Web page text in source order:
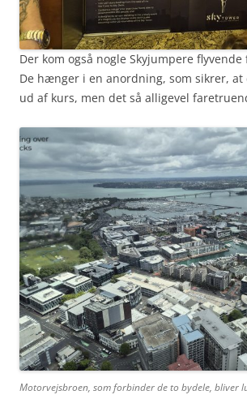
Der kom også nogle Skyjumpere
De hænger i en anordning, som sikrer, at
ud af kurs, men det så alligevel
Motorvejsbroen, som forbinder de to bydele, bliver